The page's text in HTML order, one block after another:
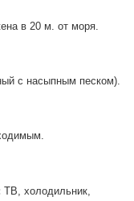
в 20 м. от моря.
с насыпным песком).
ТВ, холодильник,